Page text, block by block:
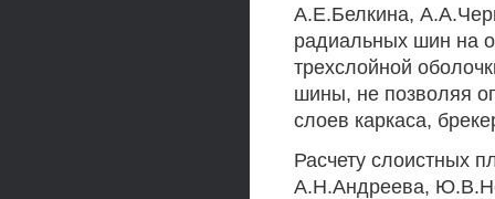
А.Е.Белкина,
радиальных шин на
трехслойной
шины, не позволяя
слоев каркаса,
Расчету слоистных
А.Н.Андреева,